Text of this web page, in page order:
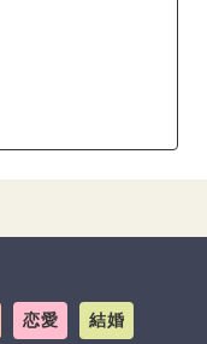
恋愛 結婚